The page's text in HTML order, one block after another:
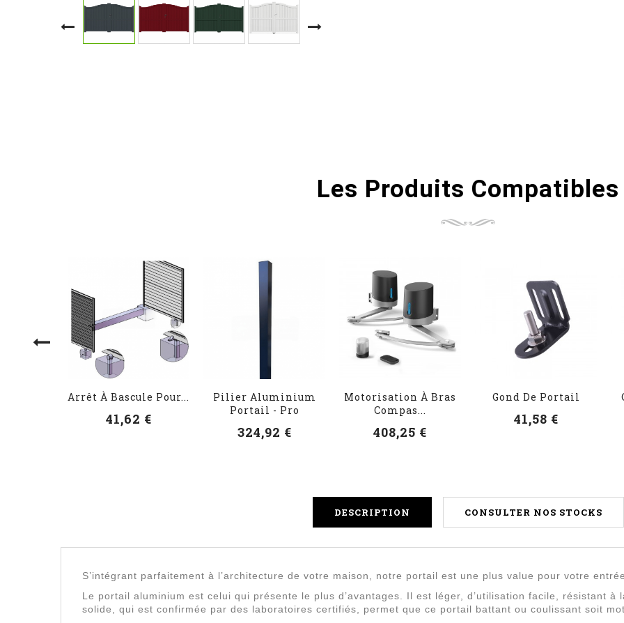
Les Produits Compatibles
Arrêt À Bascule Pour...
41,62 €
Pilier Aluminium
Portail - Pro
324,92 €
Motorisation À Bras
Compas...
408,25 €
Gond De Portail
41,58 €
DESCRIPTION CONSULTER NOS STOCKS
S’intégrant parfaitement à l’architecture de votre maison, notre portail est une plus value pour votre
Le portail aluminium est celui qui présente le plus d’avantages. Il est léger, d’utilisation facile, résistant
solide, qui est confirmée par des laboratoires certifiés, permet que ce portail battant ou coulissant soit